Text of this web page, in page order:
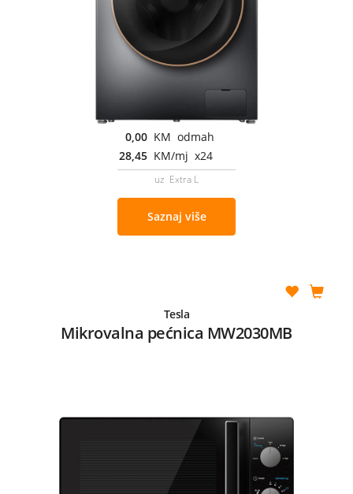
0,00 KM odmah
28,45 KM/mj x24
uz Extra L
Saznaj više
Tesla
Mikrovalna pećnica MW2030MB